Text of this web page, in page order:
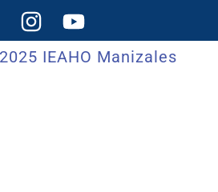
IEAHO Manizales